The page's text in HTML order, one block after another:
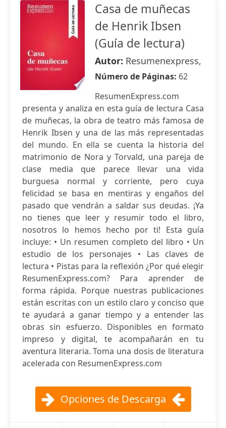
Casa de muñecas
de Henrik Ibsen
(Guía de lectura)
Autor: Resumenexpress,
Número de Páginas: 62
ResumenExpress.com
presenta y analiza en esta guía de lectura Casa
de muñecas, la obra de teatro más famosa de
Henrik Ibsen y una de las más representadas
del mundo. En ella se cuenta la historia del
matrimonio de Nora y Torvald, una pareja de
clase media que parece llevar una vida
burguesa normal y corriente, pero cuya
felicidad se basa en mentiras y engaños del
pasado que vendrán a saldar sus deudas. ¡Ya
no tienes que leer y resumir todo el libro,
nosotros lo hemos hecho por ti! Esta guía
incluye: • Un resumen completo del libro • Un
estudio de los personajes • Las claves de
lectura • Pistas para la reflexión ¿Por qué elegir
ResumenExpress.com? Para aprender de
forma rápida. Porque nuestras publicaciones
están escritas con un estilo claro y conciso que
te ayudará a ganar tiempo y a entender las
obras sin esfuerzo. Disponibles en formato
impreso y digital, te acompañarán en tu
aventura literaria. Toma una dosis de literatura
acelerada con ResumenExpress.com
Opciones de Descarga